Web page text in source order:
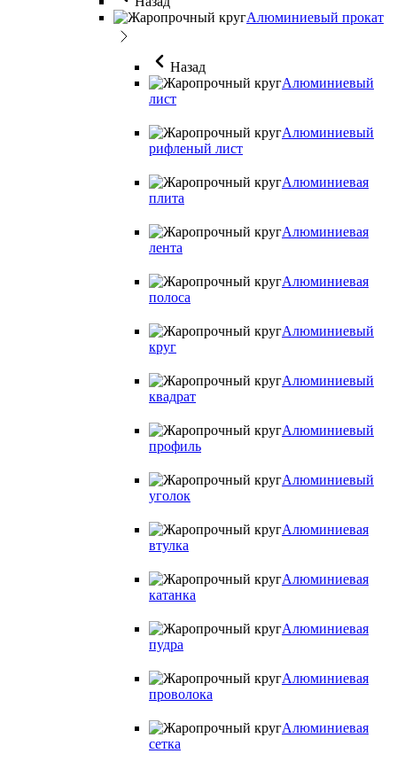
Алюминиевый прокат
Назад
Алюминиевый
лист
Алюминиевый
рифленый лист
Алюминиевая
плита
Алюминиевая
лента
Алюминиевая
полоса
Алюминиевый
круг
Алюминиевый
квадрат
Алюминиевый
профиль
Алюминиевый
уголок
Алюминиевая
втулка
Алюминиевая
катанка
Алюминиевая
пудра
Алюминиевая
проволока
Алюминиевая
сетка